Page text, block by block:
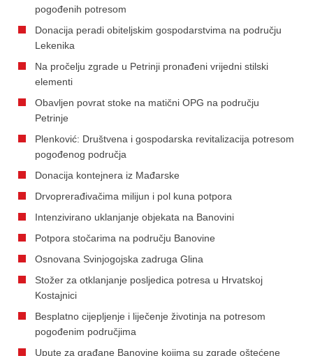
pogođenih potresom
Donacija peradi obiteljskim gospodarstvima na području
Lekenika
Na pročelju zgrade u Petrinji pronađeni vrijedni stilski
elementi
Obavljen povrat stoke na matični OPG na području
Petrinje
Plenković: Društvena i gospodarska revitalizacija potresom
pogođenog područja
Donacija kontejnera iz Mađarske
Drvoprerađivačima milijun i pol kuna potpora
Intenzivirano uklanjanje objekata na Banovini
Potpora stočarima na području Banovine
Osnovana Svinjogojska zadruga Glina
Stožer za otklanjanje posljedica potresa u Hrvatskoj
Kostajnici
Besplatno cijepljenje i liječenje životinja na potresom
pogođenim područjima
Upute za građane Banovine kojima su zgrade oštećene